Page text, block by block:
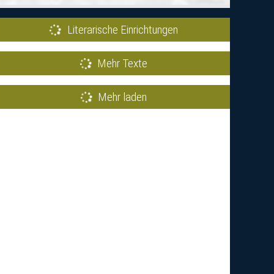
Literarische Einrichtungen
Mehr Texte
Mehr laden